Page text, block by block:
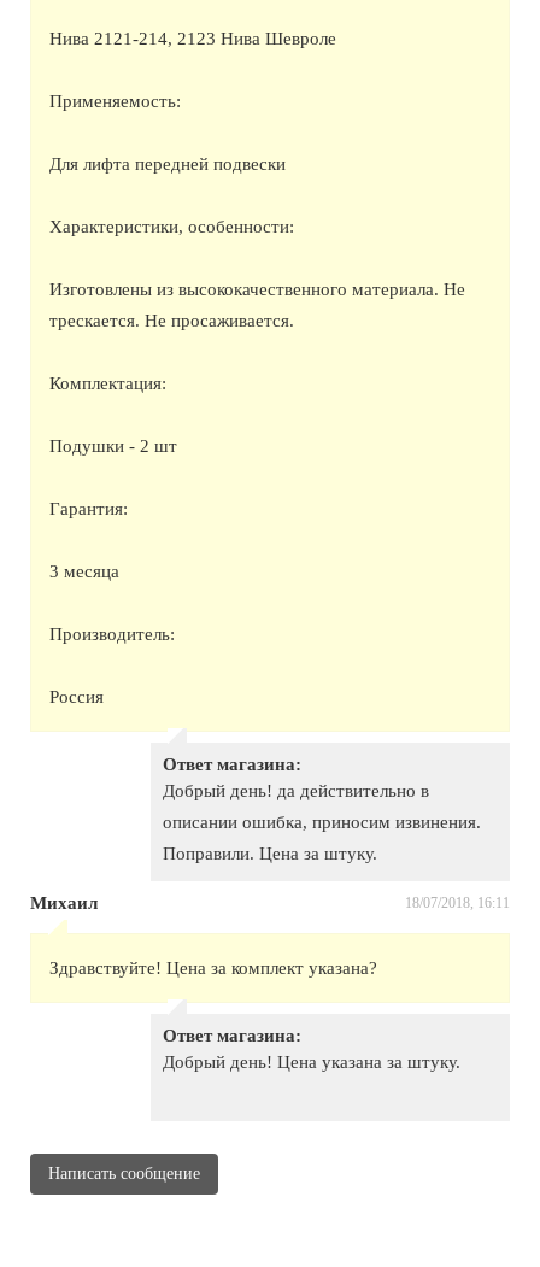
Нива 2121-214, 2123 Нива Шевроле
Применяемость:
Для лифта передней подвески
Характеристики, особенности:
Изготовлены из высококачественного материала. Не
трескается. Не просаживается.
Комплектация:
Подушки - 2 шт
Гарантия:
3 месяца
Производитель:
Россия
Ответ магазина:
Добрый день! да действительно в
описании ошибка, приносим извинения.
Поправили. Цена за штуку.
Михаил 18/07/2018, 16:11
Здравствуйте! Цена за комплект указана?
Ответ магазина:
Добрый день! Цена указана за штуку.
Написать сообщение